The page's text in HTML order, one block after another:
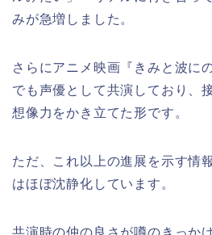
みが急増しました。
さらにアニメ映画『きみと波に
でも声優として共演しており、
想像力をかき立てた形です。
ただ、これ以上の進展を示す情
はほぼ沈静化しています。
共演時の仲の良さが噂のきっか